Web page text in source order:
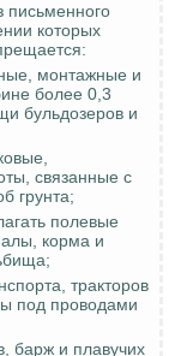
письменного
которых
монтажные и
более 0,3
бульдозеров и
связанные с
грунта;
полевые
корма и
тракторов
под проводами
барж и плавучих